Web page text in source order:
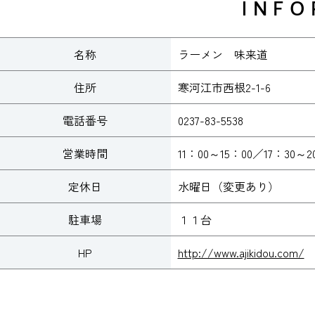
名称
ラーメン 味来道
住所
寒河江市西根2-1-6
電話番号
0237-83-5538
営業時間
11：00～15：00／17：30～
定休日
水曜日（変更あり）
駐車場
１１台
HP
http://www.ajikidou.com/